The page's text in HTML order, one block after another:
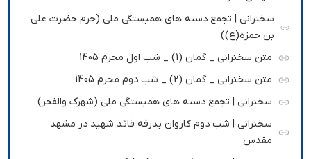
سخنرانی | تجمع دسته های همبستگی ملی (حرم حضرت علی
بن حمزه(ع))
متن سخنرانی _ گمان (1) _ شب اول محرم 1405
متن سخنرانی _ گمان (2) _ شب دوم محرم 1405
سخنرانی | تجمع دسته های همبستگی ملی (شهرک والفجر)
سخنرانی | شب دوم کاروان بدرقه قائد شهید در مشهد
مقدس